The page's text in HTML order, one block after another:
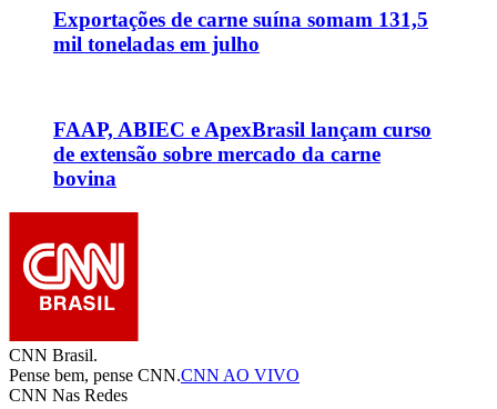
Exportações de carne suína somam 131,5
mil toneladas em julho
FAAP, ABIEC e ApexBrasil lançam curso
de extensão sobre mercado da carne
bovina
CNN Brasil.
Pense bem, pense CNN.CNN AO VIVO
CNN Nas Redes